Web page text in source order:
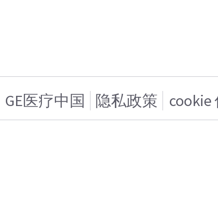
GE医疗中国 隐私政策 cookie